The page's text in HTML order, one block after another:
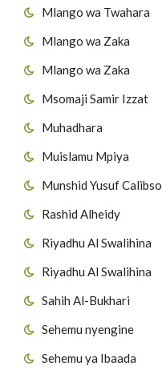
Mlango wa Twahara
Mlango wa Zaka
Mlango wa Zaka
Msomaji Samir Izzat
Muhadhara
Muislamu Mpiya
Munshid Yusuf Calibso
Rashid Alheidy
Riyadhu Al Swalihina
Riyadhu Al Swalihina
Sahih Al-Bukhari
Sehemu nyengine
Sehemu ya Ibaada